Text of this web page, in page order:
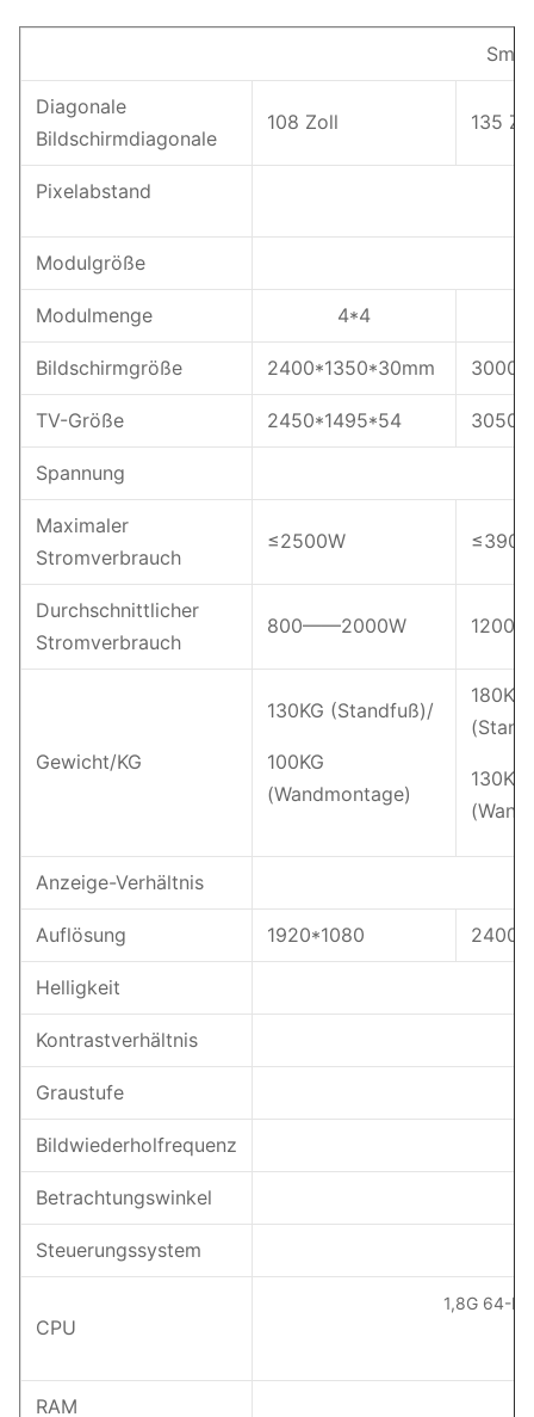
Diagonale
Bildschirmdiagonale
108 Zoll 135
Pixelabstand
Modulgröße
Modulmenge 4*4
Bildschirmgröße 2400*1350*30mm
TV-Größe 2450*1495*54
Spannung
Maximaler
Stromverbrauch
≤2500W
Durchschnittlicher
Stromverbrauch
800——2000W
Gewicht/KG
130KG (Standfuß)/
100KG
(Wandmontage)
180KG
130KG
Anzeige-Verhältnis
Auflösung 1920*1080
Helligkeit
Kontrastverhältnis
Graustufe
Bildwiederholfrequenz
Betrachtungswinkel
Steuerungssystem
CPU
1,8G 64-
RAM